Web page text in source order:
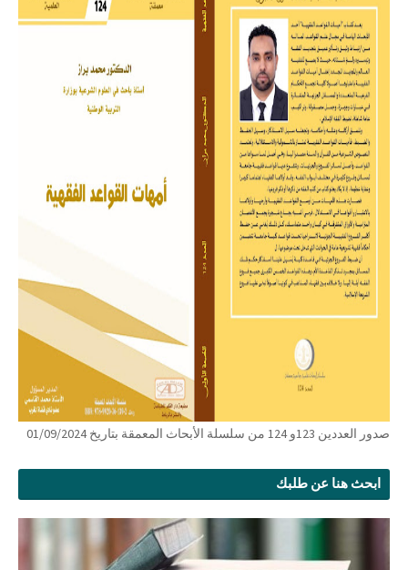
صدور العددين 123و 124 من سلسلة الأبحاث المعمقة بتاريخ 01/09/2024
ابحث هنا عن طلبك